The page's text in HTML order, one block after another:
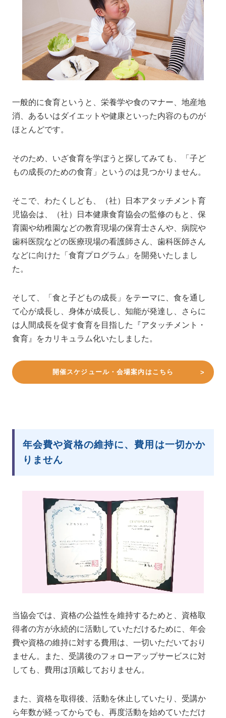
一般的に食育というと、栄養学や食のマナー、地産地
消、あるいはダイエットや健康といった内容のものが
ほとんどです。
そのため、いざ食育を学ぼうと探してみても、「子ど
もの成長のための食育」というのは見つかりません。
そこで、わたくしども、（社）日本アタッチメント育
児協会は、（社）日本健康食育協会の監修のもと、保
育園や幼稚園などの教育現場の保育士さんや、病院や
歯科医院などの医療現場の看護師さん、歯科医師さん
などに向けた「食育プログラム」を開発いたしまし
た。
そして、「食と子どもの成長」をテーマに、食を通し
て心が成長し、身体が成長し、知能が発達し、さらに
は人間成長を促す食育を目指した『アタッチメント・
食育』をカリキュラム化いたしました。
開催スケジュール・会場案内はこちら
年会費や資格の維持に、費用は一切かか
りません
当協会では、資格の公益性を維持するためと、資格取
得者の方が永続的に活動していただけるために、年会
費や資格の維持に対する費用は、一切いただいており
ません。また、受講後のフォローアップサービスに対
しても、費用は頂戴しておりません。
また、資格を取得後、活動を休止していたり、受講か
ら年数が経ってからでも、再度活動を始めていただけ